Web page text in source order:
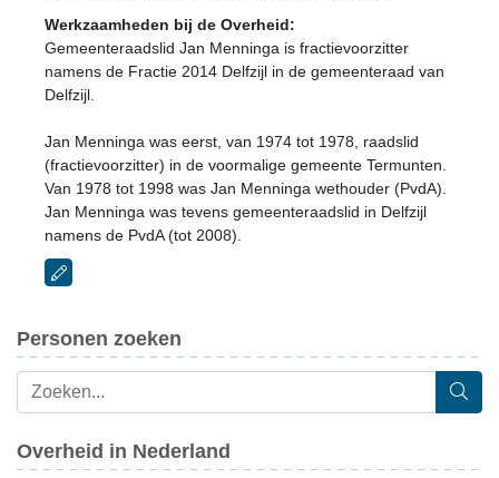
Werkzaamheden bij de Overheid:
Gemeenteraadslid Jan Menninga is fractievoorzitter
namens de Fractie 2014 Delfzijl in de gemeenteraad van
Delfzijl.
Jan Menninga was eerst, van 1974 tot 1978, raadslid
(fractievoorzitter) in de voormalige gemeente Termunten.
Van 1978 tot 1998 was Jan Menninga wethouder (PvdA).
Jan Menninga was tevens gemeenteraadslid in Delfzijl
namens de PvdA (tot 2008).
Personen zoeken
Overheid in Nederland